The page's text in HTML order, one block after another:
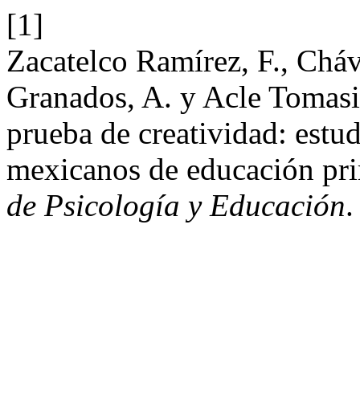
[1]
Zacatelco Ramírez, F.,
Granados, A. y Acle
prueba de creatividad:
mexicanos de educación
de Psicología y Educación